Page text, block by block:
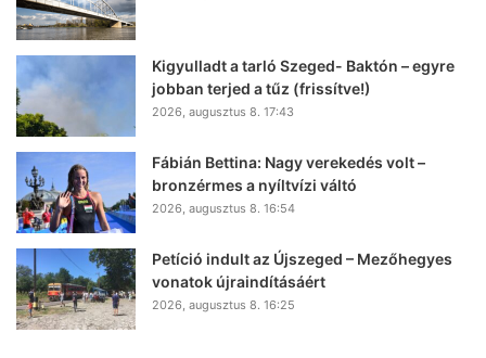
Kigyulladt a tarló Szeged- Baktón – egyre
jobban terjed a tűz (frissítve!)
2026, augusztus 8. 17:43
Fábián Bettina: Nagy verekedés volt –
bronzérmes a nyíltvízi váltó
2026, augusztus 8. 16:54
Petíció indult az Újszeged – Mezőhegyes
vonatok újraindításáért
2026, augusztus 8. 16:25